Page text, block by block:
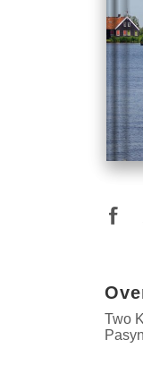
Two